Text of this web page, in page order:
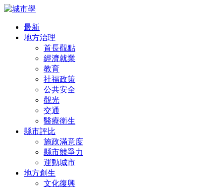
最新
地方治理
首長觀點
經濟就業
教育
社福政策
公共安全
觀光
交通
醫療衛生
縣市評比
施政滿意度
縣市競爭力
運動城市
地方創生
文化復興